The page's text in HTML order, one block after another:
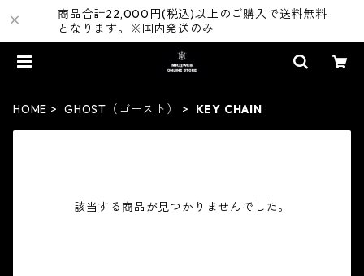
商品合計22,000円(税込)以上のご購入で送料無料
となります。※国内発送のみ
HOME GHOST（ゴースト） KEY CHAIN
該当する商品が見つかりませんでした。